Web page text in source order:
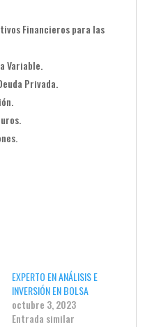
Financieros para las
Variable.
Privada.
EXPERTO EN ANÁLISIS E
INVERSIÓN EN BOLSA
octubre 3, 2023
Entrada similar